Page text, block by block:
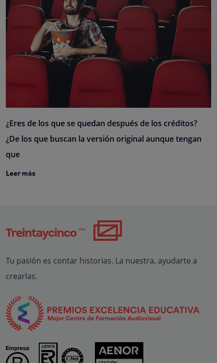
¿Eres de los que se quedan después de los créditos?
¿De los que buscan la versión original aunque tengan
que
Leer más
Tu pasión es contar historias. La nuestra, ayudarte a
crearlas.